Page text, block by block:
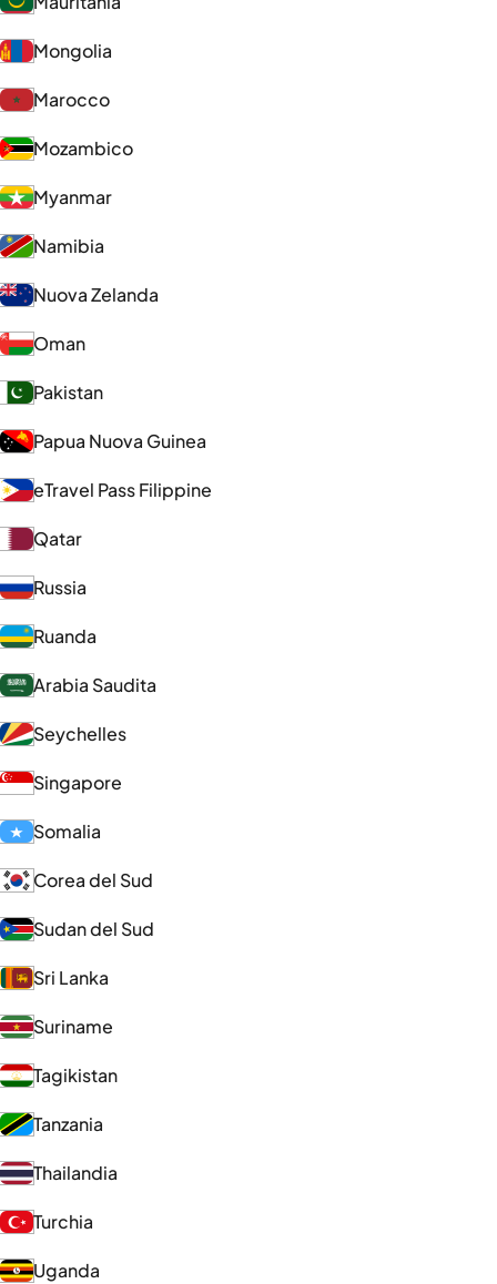
Mongolia
Marocco
Mozambico
Myanmar
Namibia
Nuova Zelanda
Oman
Pakistan
Papua Nuova Guinea
eTravel Pass Filippine
Qatar
Russia
Ruanda
Arabia Saudita
Seychelles
Singapore
Somalia
Corea del Sud
Sudan del Sud
Sri Lanka
Suriname
Tagikistan
Tanzania
Thailandia
Turchia
Uganda